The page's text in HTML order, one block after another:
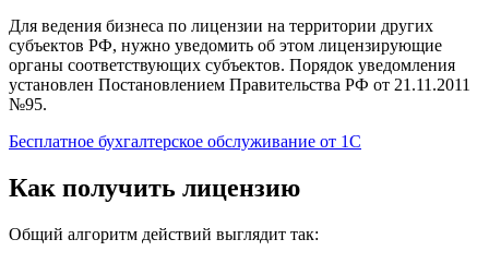
Для ведения бизнеса по лицензии на территории других
субъектов РФ, нужно уведомить об этом лицензирующие
органы соответствующих субъектов. Порядок уведомления
установлен Постановлением Правительства РФ от 21.11.2011
№95.
Бесплатное бухгалтерское обслуживание от 1С
Как получить лицензию
Общий алгоритм действий выглядит так: